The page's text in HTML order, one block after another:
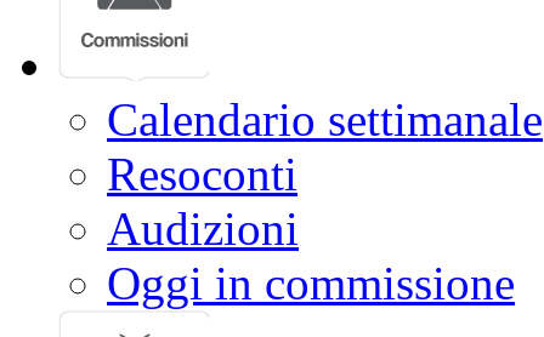
Calendario settimanale
Resoconti
Audizioni
Oggi in commissione